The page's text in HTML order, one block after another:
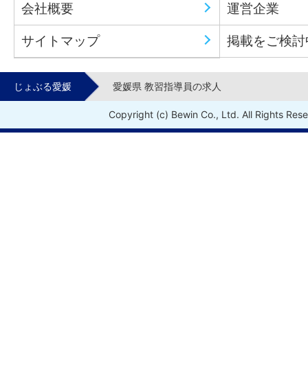
会社概要 運営企業
サイトマップ 掲載をご検
じょぶる愛媛 愛媛県 教習指導員の求人
Copyright (c) Bewin Co., Ltd. All Rights